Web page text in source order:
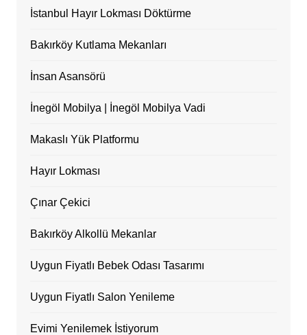
İstanbul Hayır Lokması Döktürme
Bakırköy Kutlama Mekanları
İnsan Asansörü
İnegöl Mobilya | İnegöl Mobilya Vadi
Makaslı Yük Platformu
Hayır Lokması
Çınar Çekici
Bakırköy Alkollü Mekanlar
Uygun Fiyatlı Bebek Odası Tasarımı
Uygun Fiyatlı Salon Yenileme
Evimi Yenilemek İstiyorum